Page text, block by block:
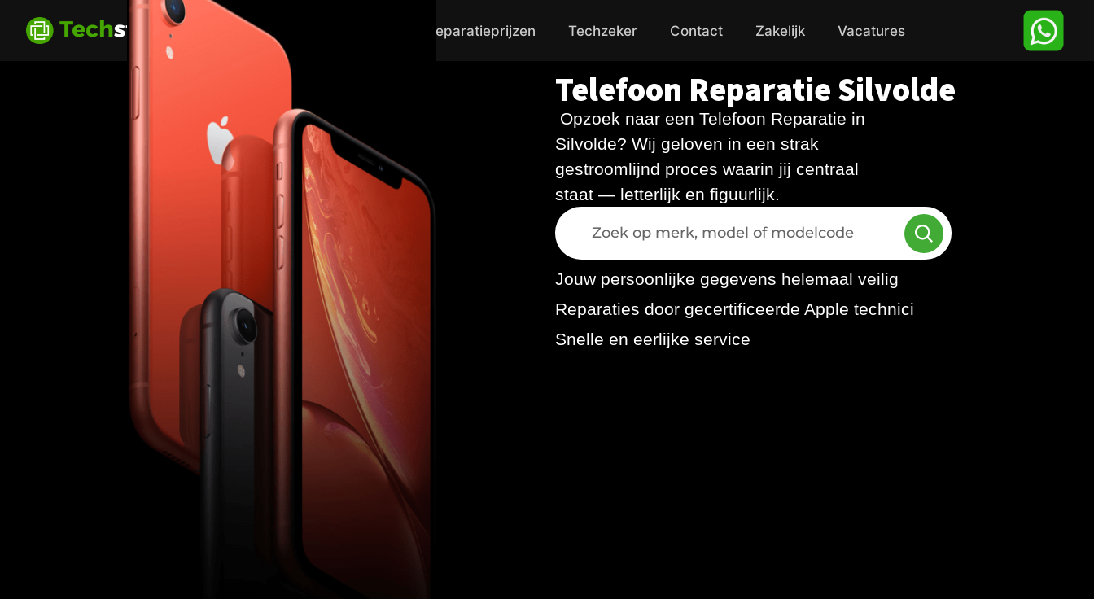
Over ons Reparatieprijzen Techzeker Contact Zakelijk Vacatures
Telefoon Reparatie Silvolde
Opzoek naar een Telefoon Reparatie in
Silvolde? Wij geloven in een strak
gestroomlijnd proces waarin jij centraal
staat — letterlijk en figuurlijk.
Laden van modellen..
Jouw persoonlijke gegevens helemaal veilig
Reparaties door gecertificeerde Apple technici
Snelle en eerlijke service